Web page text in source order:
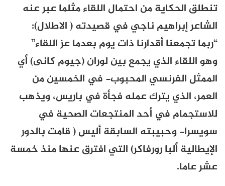
تنطلق الحكاية من احتمال اللقاء مثلما عبر عنه
الشاعر إبراهيم ناجي في قصيدته ( الاطلال):
“ربما تجمعنا أقدارنا ذات يوم بعدما عز اللقاء”
وهو اللقاء الذي يجمع بين لوران (جيوم كانى) أي
الممثل الفرنسي المحبوب- في الخمسين من
العمر، الذي يترك عمله فجأة في باريس، ويذهب
للاستجمام في أحد المنتجعات الصحية في
سويسرا- وحبيبته السابقة أليس ( قامت بالدور
الإيطالية ألبا رورفاكر) التي افترق عنها منذ خمسة
عشر عاما.